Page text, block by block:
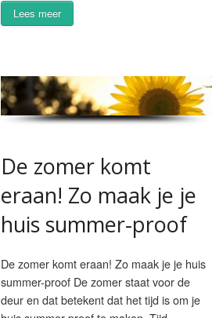
Lees meer
De zomer komt
eraan! Zo maak je je
huis summer-proof
De zomer komt eraan! Zo maak je je huis
summer-proof De zomer staat voor de
deur en dat betekent dat het tijd is om je